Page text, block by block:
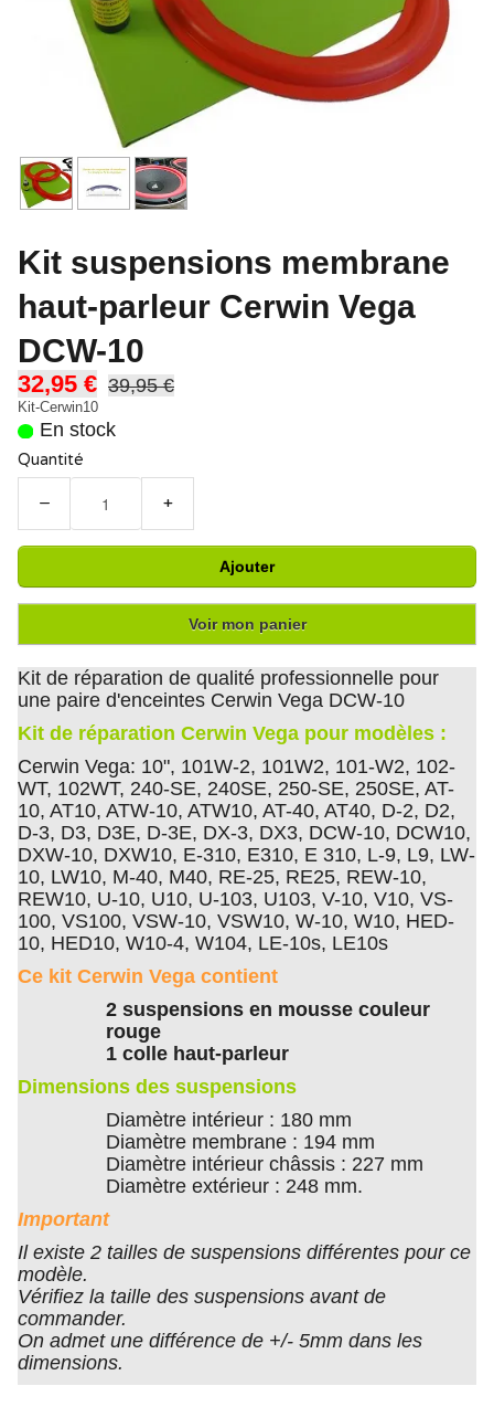
Kit suspensions membrane
haut-parleur Cerwin Vega
DCW-10
32,95 € 39,95 €
Kit-Cerwin10
En stock
Quantité
− +
Ajouter
Voir mon panier
Kit de réparation de qualité professionnelle pour
une paire d'enceintes Cerwin Vega DCW-10
Kit de réparation Cerwin Vega pour modèles :
Cerwin Vega: 10", 101W-2, 101W2, 101-W2, 102-
WT, 102WT, 240-SE, 240SE, 250-SE, 250SE, AT-
10, AT10, ATW-10, ATW10, AT-40, AT40, D-2, D2,
D-3, D3, D3E, D-3E, DX-3, DX3, DCW-10, DCW10,
DXW-10, DXW10, E-310, E310, E 310, L-9, L9, LW-
10, LW10, M-40, M40, RE-25, RE25, REW-10,
REW10, U-10, U10, U-103, U103, V-10, V10, VS-
100, VS100, VSW-10, VSW10, W-10, W10, HED-
10, HED10, W10-4, W104, LE-10s, LE10s
Ce kit Cerwin Vega contient
2 suspensions en mousse couleur
rouge
1 colle haut-parleur
Dimensions des suspensions
Diamètre intérieur : 180 mm
Diamètre membrane : 194 mm
Diamètre intérieur châssis : 227 mm
Diamètre extérieur : 248 mm.
Important
Il existe 2 tailles de suspensions différentes pour ce
modèle.
Vérifiez la taille des suspensions avant de
commander.
On admet une différence de +/- 5mm dans les
dimensions.